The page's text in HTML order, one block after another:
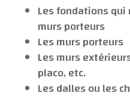
Les fondations
murs porteurs
Les murs porteurs
Les murs
placo, etc.
Les dalles ou les